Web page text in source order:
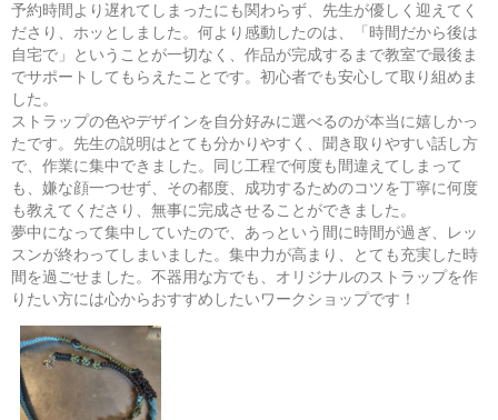
パラコードで作るミニバッグ
08/14(金) 10:00-14:00
東京 （東横線）学芸大学駅から徒歩15分
08/14(金) 11:00-15:00
東京 （東横線）学芸大学駅から徒歩15分
​予約時間より遅れてしまったにも関わらず、先生が優しく迎えてく
ださり、ホッとしました。何より感動したのは、「時間だから後は
自宅で」ということが一切なく、作品が完成するまで教室で最後ま
でサポートしてもらえたことです。初心者でも安心して取り組めま
した。
ストラップの色やデザインを自分好みに選べるのが本当に嬉しかっ
たです。先生の説明はとても分かりやすく、聞き取りやすい話し方
で、作業に集中できました。同じ工程で何度も間違えてしまって
も、嫌な顔一つせず、その都度、成功するためのコツを丁寧に何度
も教えてくださり、無事に完成させることができました。
夢中になって集中していたので、あっという間に時間が過ぎ、レッ
スンが終わってしまいました。集中力が高まり、とても充実した時
間を過ごせました。不器用な方でも、オリジナルのストラップを作
りたい方には心からおすすめしたいワークショップです！